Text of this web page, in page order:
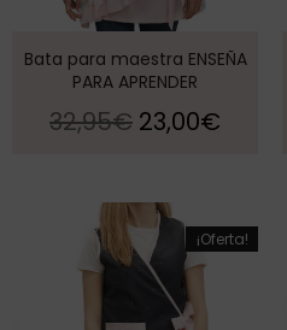
Bata para maestra ENSEÑA
PARA APRENDER
32,95€ 23,00€
¡Oferta!